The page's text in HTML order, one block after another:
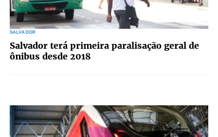
SALVADOR
Salvador terá primeira paralisação geral de
ônibus desde 2018